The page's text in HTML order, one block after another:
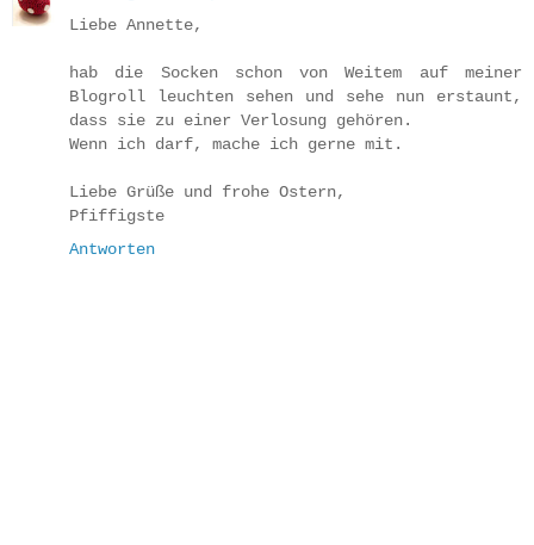
Liebe Annette,
hab die Socken schon von Weitem auf meiner
Blogroll leuchten sehen und sehe nun erstaunt,
dass sie zu einer Verlosung gehören.
Wenn ich darf, mache ich gerne mit.
Liebe Grüße und frohe Ostern,
Pfiffigste
Antworten